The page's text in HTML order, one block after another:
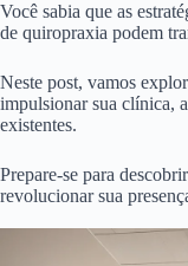
Você sabia que as
de quiropraxia podem
Neste post, vamos
impulsionar sua clínica,
existentes.
Prepare-se para
revolucionar sua